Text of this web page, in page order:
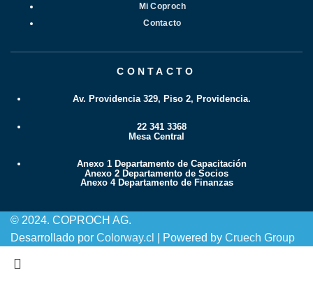
Mi Coproch
Contacto
CONTACTO
Av. Providencia 329, Piso 2, Providencia.
22 341 3368
Mesa Central
Anexo 1 Departamento de Capacitación
Anexo 2 Departamento de Socios
Anexo 4 Departamento de Finanzas
© 2024. COPROCH AG.
Desarrollado por Colorway.cl | Powered by Cruech Group